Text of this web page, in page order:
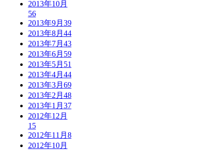
2013年10月
56
2013年9月 39
2013年8月 44
2013年7月 43
2013年6月 59
2013年5月 51
2013年4月 44
2013年3月 69
2013年2月 48
2013年1月 37
2012年12月
15
2012年11月 8
2012年10月